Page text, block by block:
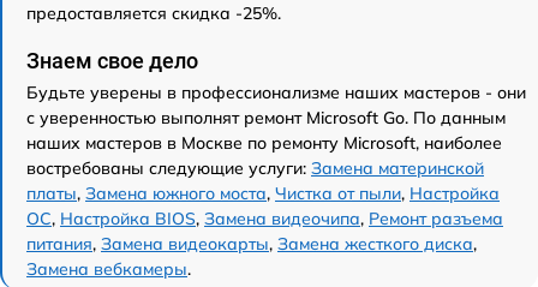
предоставляется скидка -25%.
Знаем свое дело
Будьте уверены в профессионализме наших мастеров - они
с уверенностью выполнят ремонт Microsoft Go. По данным
наших мастеров в Москве по ремонту Microsoft, наиболее
востребованы следующие услуги: Замена материнской
платы, Замена южного моста, Чистка от пыли, Настройка
ОС, Настройка BIOS, Замена видеочипа, Ремонт разъема
питания, Замена видеокарты, Замена жесткого диска,
Замена вебкамеры.